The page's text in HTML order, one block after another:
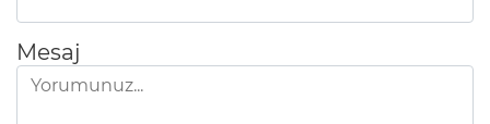
Mesaj